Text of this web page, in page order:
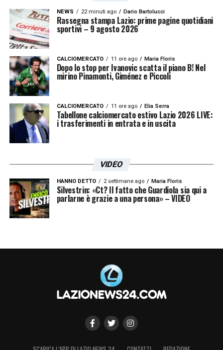
è l’unico sicuro del posto. Il duello per la
maglia sembra più traKamada
Vecinoverrebbe affidato il ruolo di
conseguenza. Sulle fasceMarusiceHysaj
favoriti.
LA PLAYLIST DELLE NOSTRE TOP NEWS
NEWS 22 minuti ago Dario Bartolucci
Rassegna stampa Lazio: prime pagine quotidiani
sportivi – 9 agosto 2026
CALCIOMERCATO 11 ore ago Maria Floris
Dopo lo stop per Ivanovic scatta il piano B! Nel
mirino Pinamonti, Giménez e Piccoli
CALCIOMERCATO 11 ore ago Elia Serra
Tabellone calciomercato estivo Lazio 2026 LIVE:
i trasferimenti in entrata e in uscita
VIDEO
HANNO DETTO 2 settimane ago Maria Floris
Silvestrin: «Ct? Il fatto che Guardiola sia qui a
parlarne è grazie a una persona» – VIDEO